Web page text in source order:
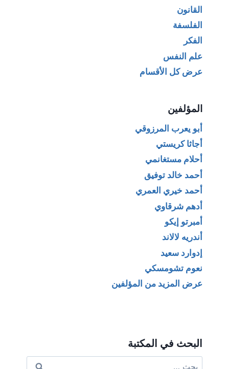
القانون
الفلسفة
الفكر
علم النفس
عرض كل الأقسام
المؤلفين
أبو يعرب المرزوقي
أجاثا كريستي
أحلام مستغانمي
أحمد خالد توفيق
أحمد خيري العمري
أدهم شرقاوي
أمبرتو إيكو
أندريه لالاند
إدوارد سعيد
نعوم تشومسكي
عرض المزيد من المؤلفين
البحث في المكتبة